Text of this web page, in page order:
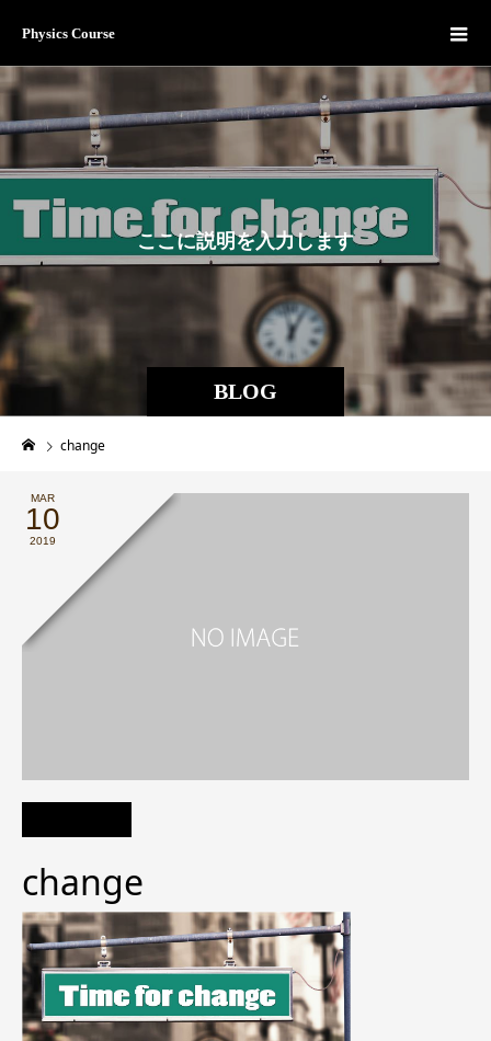
Physics Course
BLOG
ここに説明を入力します。
change
MAR
10
2019
change